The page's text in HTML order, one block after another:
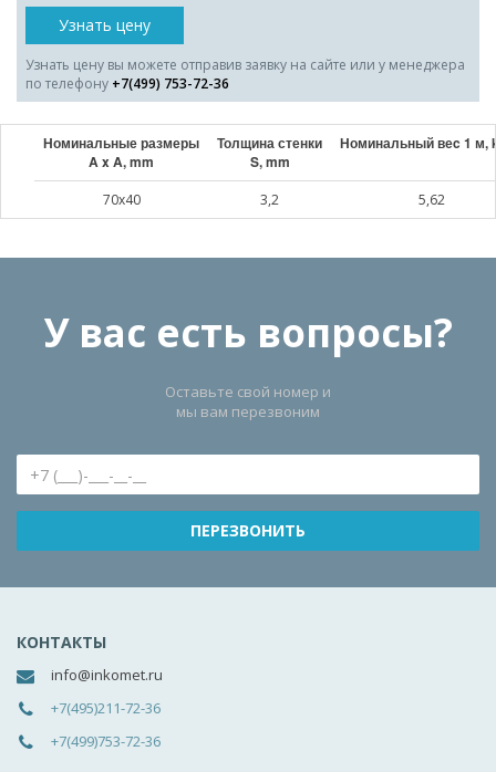
Узнать цену
Узнать цену вы можете отправив заявку на сайте или у менеджера
по телефону +7(499) 753-72-36
Номинальные размеры
A x A, mm
Толщина стенки
S, mm
Номинальный веc 1 м,
70x40 3,2 5,62
У вас есть вопросы?
Оставьте свой номер и
мы вам перезвоним
КОНТАКТЫ
info@inkomet.ru
+7(495)211-72-36
+7(499)753-72-36